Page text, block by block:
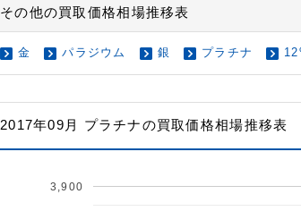
その他の買取価格相場推移表
金 パラジウム 銀 プラチナ
2017年09月 プラチナの買取価格相場推移表
3,900